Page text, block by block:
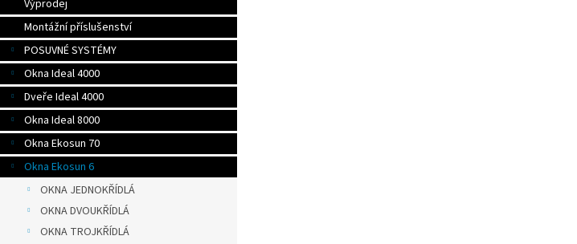
Výprodej
Montážní příslušenství
POSUVNÉ SYSTÉMY
Okna Ideal 4000
Dveře Ideal 4000
Okna Ideal 8000
Okna Ekosun 70
Okna Ekosun 6
OKNA JEDNOKŘÍDLÁ
OKNA DVOUKŘÍDLÁ
OKNA TROJKŘÍDLÁ